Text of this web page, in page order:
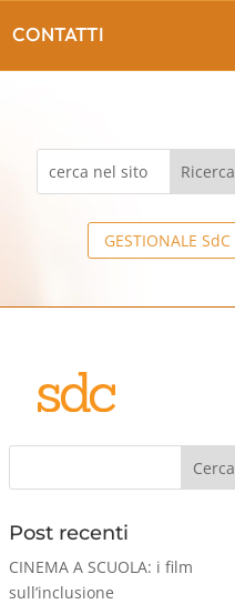
GESTIONALE SdC
CONTATTI
Cerca
Post recenti
CINEMA A SCUOLA: i film
sull’inclusione